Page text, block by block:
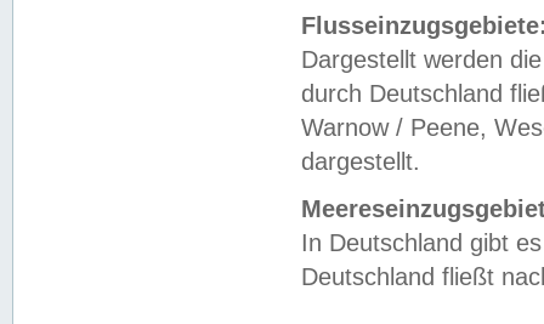
Dargestellt werden
durch Deutschland
Warnow / Peene,
dargestellt.
In Deutschland gibt
Deutschland fließt